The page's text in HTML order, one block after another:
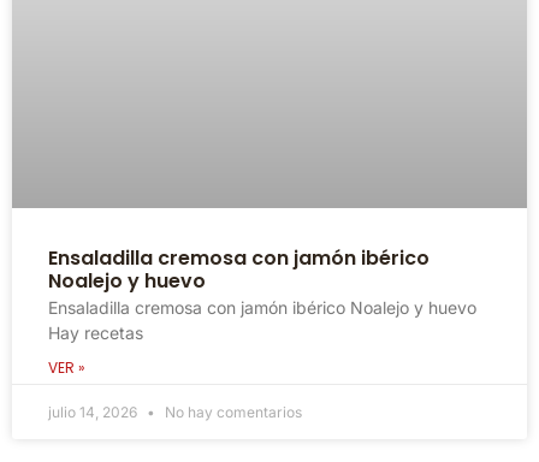
Ensaladilla cremosa con jamón ibérico
Noalejo y huevo
Ensaladilla cremosa con jamón ibérico Noalejo y huevo
Hay recetas
VER »
julio 14, 2026 No hay comentarios